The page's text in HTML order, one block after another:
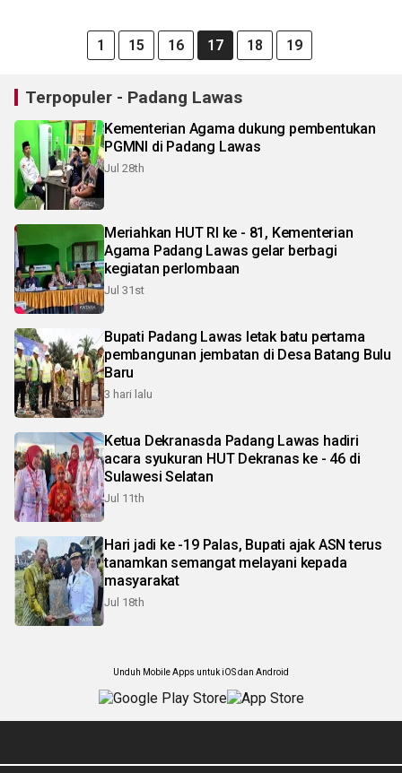
1 15 16 17 18 19
Terpopuler - Padang Lawas
Kementerian Agama dukung pembentukan
PGMNI di Padang Lawas
Jul 28th
Meriahkan HUT RI ke - 81, Kementerian
Agama Padang Lawas gelar berbagi
kegiatan perlombaan
Jul 31st
Bupati Padang Lawas letak batu pertama
pembangunan jembatan di Desa Batang Bulu
Baru
3 hari lalu
Ketua Dekranasda Padang Lawas hadiri
acara syukuran HUT Dekranas ke - 46 di
Sulawesi Selatan
Jul 11th
Hari jadi ke -19 Palas, Bupati ajak ASN terus
tanamkan semangat melayani kepada
masyarakat
Jul 18th
Unduh Mobile Apps untuk iOS dan Android